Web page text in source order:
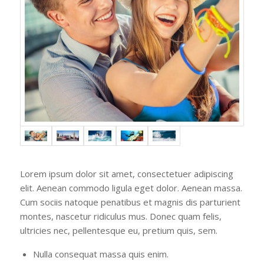
Lorem ipsum dolor sit amet, consectetuer adipiscing
elit. Aenean commodo ligula eget dolor. Aenean massa.
Cum sociis natoque penatibus et magnis dis parturient
montes, nascetur ridiculus mus. Donec quam felis,
ultricies nec, pellentesque eu, pretium quis, sem.
Nulla consequat massa quis enim.